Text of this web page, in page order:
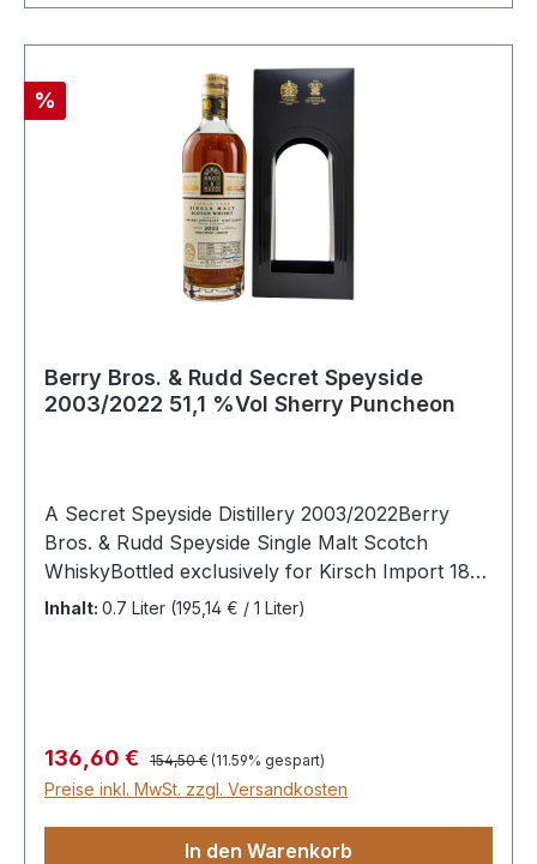
Rabatt
%
Berry Bros. & Rudd Secret Speyside
2003/2022 51,1 %Vol Sherry Puncheon
A Secret Speyside Distillery 2003/2022Berry
Bros. & Rudd Speyside Single Malt Scotch
WhiskyBottled exclusively for Kirsch Import 18-
19 JahreDest. 2003Abgef. 2022Herkunft:
Inhalt: 0.7 Liter (195,14 € / 1 Liter)
Verkaufspreis:
136,60 € Regulärer Preis:
154,50 € (11.59% gespart)
Preise inkl. MwSt. zzgl. Versandkosten
In den Warenkorb